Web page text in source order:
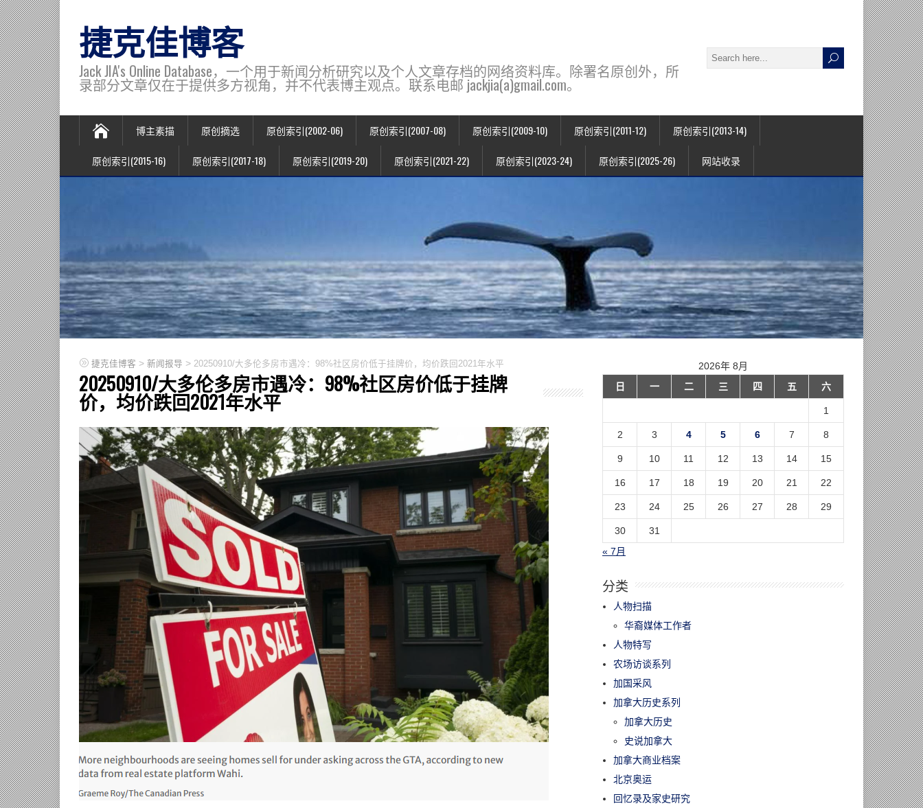
捷克佳博客
Jack JIA's Online Database，一个用于新闻分析研究以及个人文章存档的网络资料库。除署名原创外，所
录部分文章仅在于提供多方视角，并不代表博主观点。联系电邮 jackjia(a)gmail.com。
博主素描 原创摘选 原创索引(2002-06) 原创索引(2007-08) 原创索引(2009-10) 原创索引(2011-12) 原创索引(2013-14)
原创索引(2015-16) 原创索引(2017-18) 原创索引(2019-20) 原创索引(2021-22) 原创索引(2023-24) 原创索引(2025-26) 网站收录
捷克佳博客 > 新闻报导 > 20250910/大多伦多房市遇冷：98%社区房价低于挂牌价，均价跌回2021年水平
20250910/大多伦多房市遇冷：98%社区房价低于挂牌
价，均价跌回2021年水平
2026年 8月
日
一 二 三 四 五 六
1
2 3 4 5 6 7 8
9 10 11 12 13 14 15
16 17 18 19 20 21 22
23 24 25 26 27 28 29
30
31
« 7月
分类
人物扫描
华裔媒体工作者
人物特写
农场访谈系列
加国采风
加拿大历史系列
加拿大历史
史说加拿大
加拿大商业档案
北京奥运
回忆录及家史研究